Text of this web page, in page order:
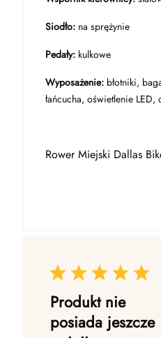
Siodło: na sprężynie
Pedały: kulkowe
Wyposażenie: błotniki,
łańcucha, oświetlenie LED,
Rower Miejski Dallas
Produkt nie
posiada jeszcze